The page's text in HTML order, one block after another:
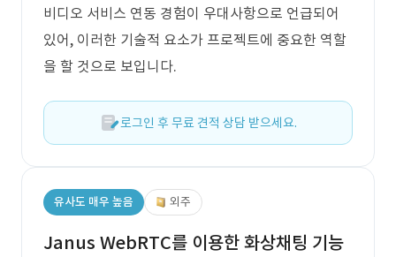
비디오 서비스 연동 경험이 우대사항으로 언급되어
있어, 이러한 기술적 요소가 프로젝트에 중요한 역할
을 할 것으로 보입니다.
로그인 후 무료 견적 상담 받으세요.
유사도 매우 높음 외주
Janus WebRTC를 이용한 화상채팅 기능